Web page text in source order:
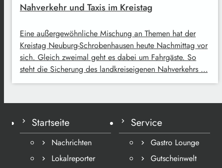
Nahverkehr und Taxis im Kreistag
Eine außergewöhnliche Mischung an Themen hat der
Kreistag Neuburg-Schrobenhausen heute Nachmittag vor
sich. Gleich zweimal geht es dabei um Fahrgäste. So
steht die Sicherung des landkreiseigenen Nahverkehrs …
Startseite
Nachrichten
Lokalreporter
Service
Gastro Lounge
Gutscheinwelt